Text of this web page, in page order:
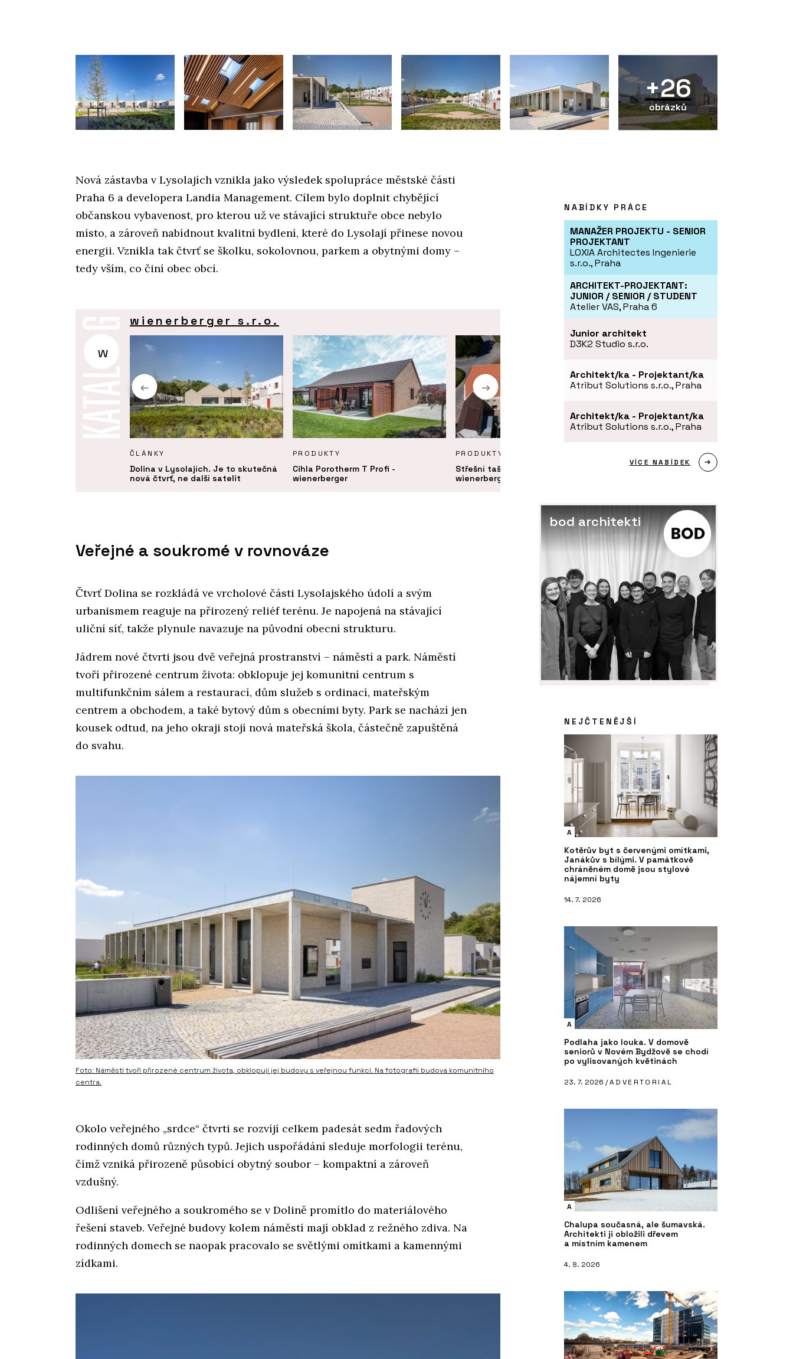
+26
obrázků
Nová zástavba v Lysolajích vznikla jako výsledek spolupráce městské části
Praha 6 a developera Landia Management. Cílem bylo doplnit chybějící
občanskou vybavenost, pro kterou už ve stávající struktuře obce nebylo
místo, a zároveň nabídnout kvalitní bydlení, které do Lysolají přinese novou
energii. Vznikla tak čtvrť se školku, sokolovnou, parkem a obytnými domy –
tedy vším, co činí obec obcí.
w
wienerberger s.r.o.
ČLÁNKY
Dolina v Lysolajích. Je to skutečná
nová čtvrť, ne další satelit
PRODUKTY
Cihla Porotherm T Profi -
wienerberger
PRODUKTY
Střešní taška bobrovka Tondach -
wienerberger
Venkovní dlažba Semmelrock s
Veřejné a soukromé v rovnováze
Čtvrť Dolina se rozkládá ve vrcholové části Lysolajského údolí a svým
urbanismem reaguje na přirozený reliéf terénu. Je napojená na stávající
uliční síť, takže plynule navazuje na původní obecní strukturu.
Jádrem nové čtvrti jsou dvě veřejná prostranství – náměstí a park. Náměstí
tvoří přirozené centrum života: obklopuje jej komunitní centrum s
multifunkčním sálem a restaurací, dům služeb s ordinací, mateřským
centrem a obchodem, a také bytový dům s obecními byty. Park se nachází jen
kousek odtud, na jeho okraji stojí nová mateřská škola, částečně zapuštěná
do svahu.
Foto: Náměstí tvoří přirozené centrum života, obklopují jej budovy s veřejnou funkcí. Na fotografii budova komunitního
centra.
Okolo veřejného „srdce“ čtvrti se rozvíjí celkem padesát sedm řadových
rodinných domů různých typů. Jejich uspořádání sleduje morfologii terénu,
čímž vzniká přirozeně působící obytný soubor – kompaktní a zároveň
vzdušný.
Odlišení veřejného a soukromého se v Dolině promítlo do materiálového
řešení staveb. Veřejné budovy kolem náměstí mají obklad z režného zdiva. Na
rodinných domech se naopak pracovalo se světlými omítkami a kamennými
zídkami.
NABÍDKY PRÁCE
MANAŽER PROJEKTU - SENIOR
PROJEKTANT
LOXIA Architectes Ingenierie
s.r.o., Praha
ARCHITEKT-PROJEKTANT:
JUNIOR / SENIOR / STUDENT
Atelier VAS, Praha 6
Junior architekt
D3K2 Studio s.r.o.
Architekt/ka - Projektant/ka
Atribut Solutions s.r.o., Praha
Architekt/ka - Projektant/ka
Atribut Solutions s.r.o., Praha
VÍCE NABÍDEK
bod architekti
NEJČTENĚJŠÍ
A
Kotěrův byt s červenými omítkami,
Janákův s bílými. V památkově
chráněném domě jsou stylové
nájemní byty
14. 7. 2026
A
Podlaha jako louka. V domově
seniorů v Novém Bydžově se chodí
po vylisovaných květinách
23. 7. 2026 /ADVERTORIAL
A
Chalupa současná, ale šumavská.
Architekti ji obložili dřevem
a místním kamenem
4. 8. 2026